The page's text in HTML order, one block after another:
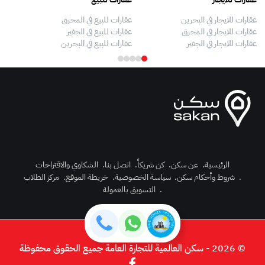
عقارات للايجار في البحرين
عقارات للايجار في المحرق
عقارات للايجار في الجفير
عقارات للبيع في المحرق
عقارات للبيع في الجفير
عقارات للبيع في البحرين
الرئيسية. عن سكن. كن شريكاً. اتصل بنا. الشكاوي والاقتراحات
. شروط وأحكام سكن. سياسة الخصوصية. خريطة الموقع. مركز الطلاب
. التسويق بالعمولة
© 2026 - سكن العالمية للتجارة العامة جميع الحقوق محفوظة